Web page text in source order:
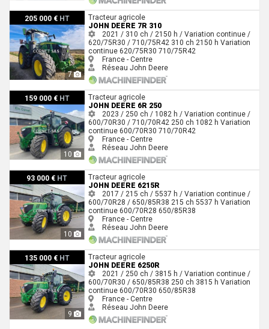
205 000 € HT
7
John Deere 7R 310
Tracteur agricole
JOHN DEERE 7R 310
2021 / 310 ch / 2150 h / Variation continue /
620/75R30 / 710/75R42 310 ch 2150 h Variation
continue 620/75R30 710/75R42
France - Centre
Réseau John Deere
159 000 € HT
10
John Deere 6R 250
Tracteur agricole
JOHN DEERE 6R 250
2023 / 250 ch / 1082 h / Variation continue /
600/70R30 / 710/70R42 250 ch 1082 h Variation
continue 600/70R30 710/70R42
France - Centre
Réseau John Deere
93 000 € HT
10
John Deere 6215R
Tracteur agricole
JOHN DEERE 6215R
2017 / 215 ch / 5537 h / Variation continue /
600/70R28 / 650/85R38 215 ch 5537 h Variation
continue 600/70R28 650/85R38
France - Centre
Réseau John Deere
135 000 € HT
9
John Deere 6250R
Tracteur agricole
JOHN DEERE 6250R
2021 / 250 ch / 3815 h / Variation continue /
600/70R30 / 650/85R38 250 ch 3815 h Variation
continue 600/70R30 650/85R38
France - Centre
Réseau John Deere